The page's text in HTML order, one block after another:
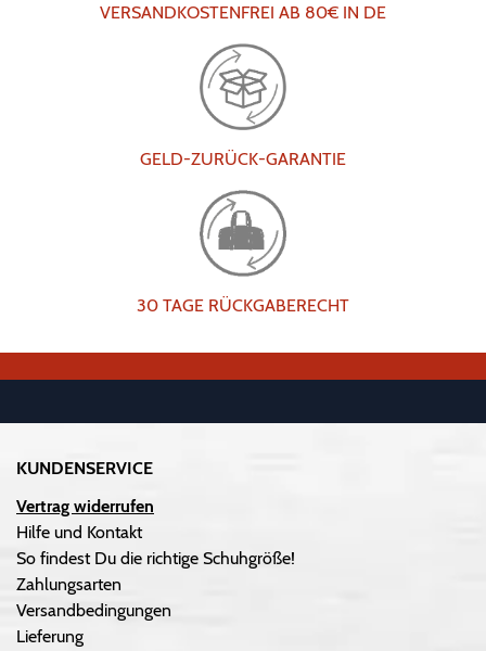
VERSANDKOSTENFREI AB 80€ IN DE
GELD-ZURÜCK-GARANTIE
30 TAGE RÜCKGABERECHT
KUNDENSERVICE
Vertrag widerrufen
Hilfe und Kontakt
So findest Du die richtige Schuhgröße!
Zahlungsarten
Versandbedingungen
Lieferung